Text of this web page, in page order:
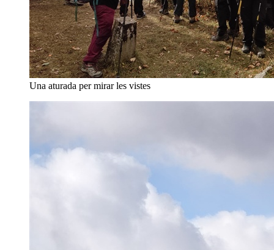
Una aturada per mirar les vistes